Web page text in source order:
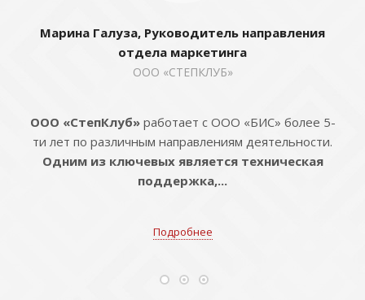
Марина Галуза, Руководитель направления
отдела маркетинга
ООО «СТЕПКЛУБ»
ООО «СтепКлуб»работает с ООО «БИС» более 5-
ти лет по различным направлениям деятельности.
Одним из ключевых является техническая
поддержка,...
Подробнее